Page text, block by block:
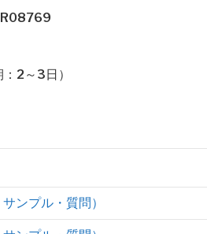
2～3日）
ンプル・質問）